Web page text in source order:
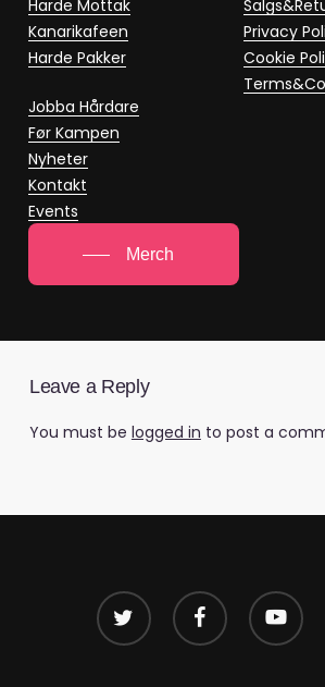
Harde Mottak
Kanarikafeen
Harde Pakker
Jobba Hårdare
Før Kampen
Nyheter
Kontakt
Events
Privacy
Cookie
Merch
Leave a Reply
You must be logged in to post a
twitter facebook youtube